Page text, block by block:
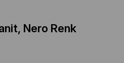
Nero Renk